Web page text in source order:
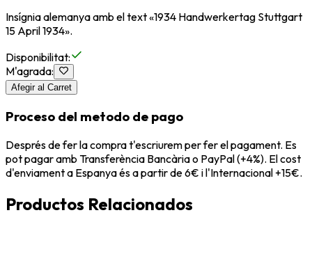
Insígnia alemanya amb el text «1934 Handwerkertag Stuttgart
15 April 1934».
Disponibilitat:
M'agrada:
Afegir al Carret
Proceso del metodo de pago
Després de fer la compra t'escriurem per fer el pagament. Es
pot pagar amb Transferència Bancària o PayPal (+4%). El cost
d'enviament a Espanya és a partir de 6€ i l'Internacional +15€.
Productos Relacionados